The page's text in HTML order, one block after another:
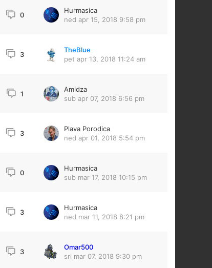
0
Hurmasica
ned apr 15, 2018 9:58 pm
3
TheBlue
pet apr 13, 2018 11:24 am
1
Amidza
sub apr 07, 2018 6:56 pm
3
Plava Porodica
ned apr 01, 2018 5:54 pm
0
Hurmasica
sub mar 17, 2018 10:15 pm
3
Hurmasica
ned mar 11, 2018 8:21 pm
3
Omar500
sri mar 07, 2018 9:30 pm